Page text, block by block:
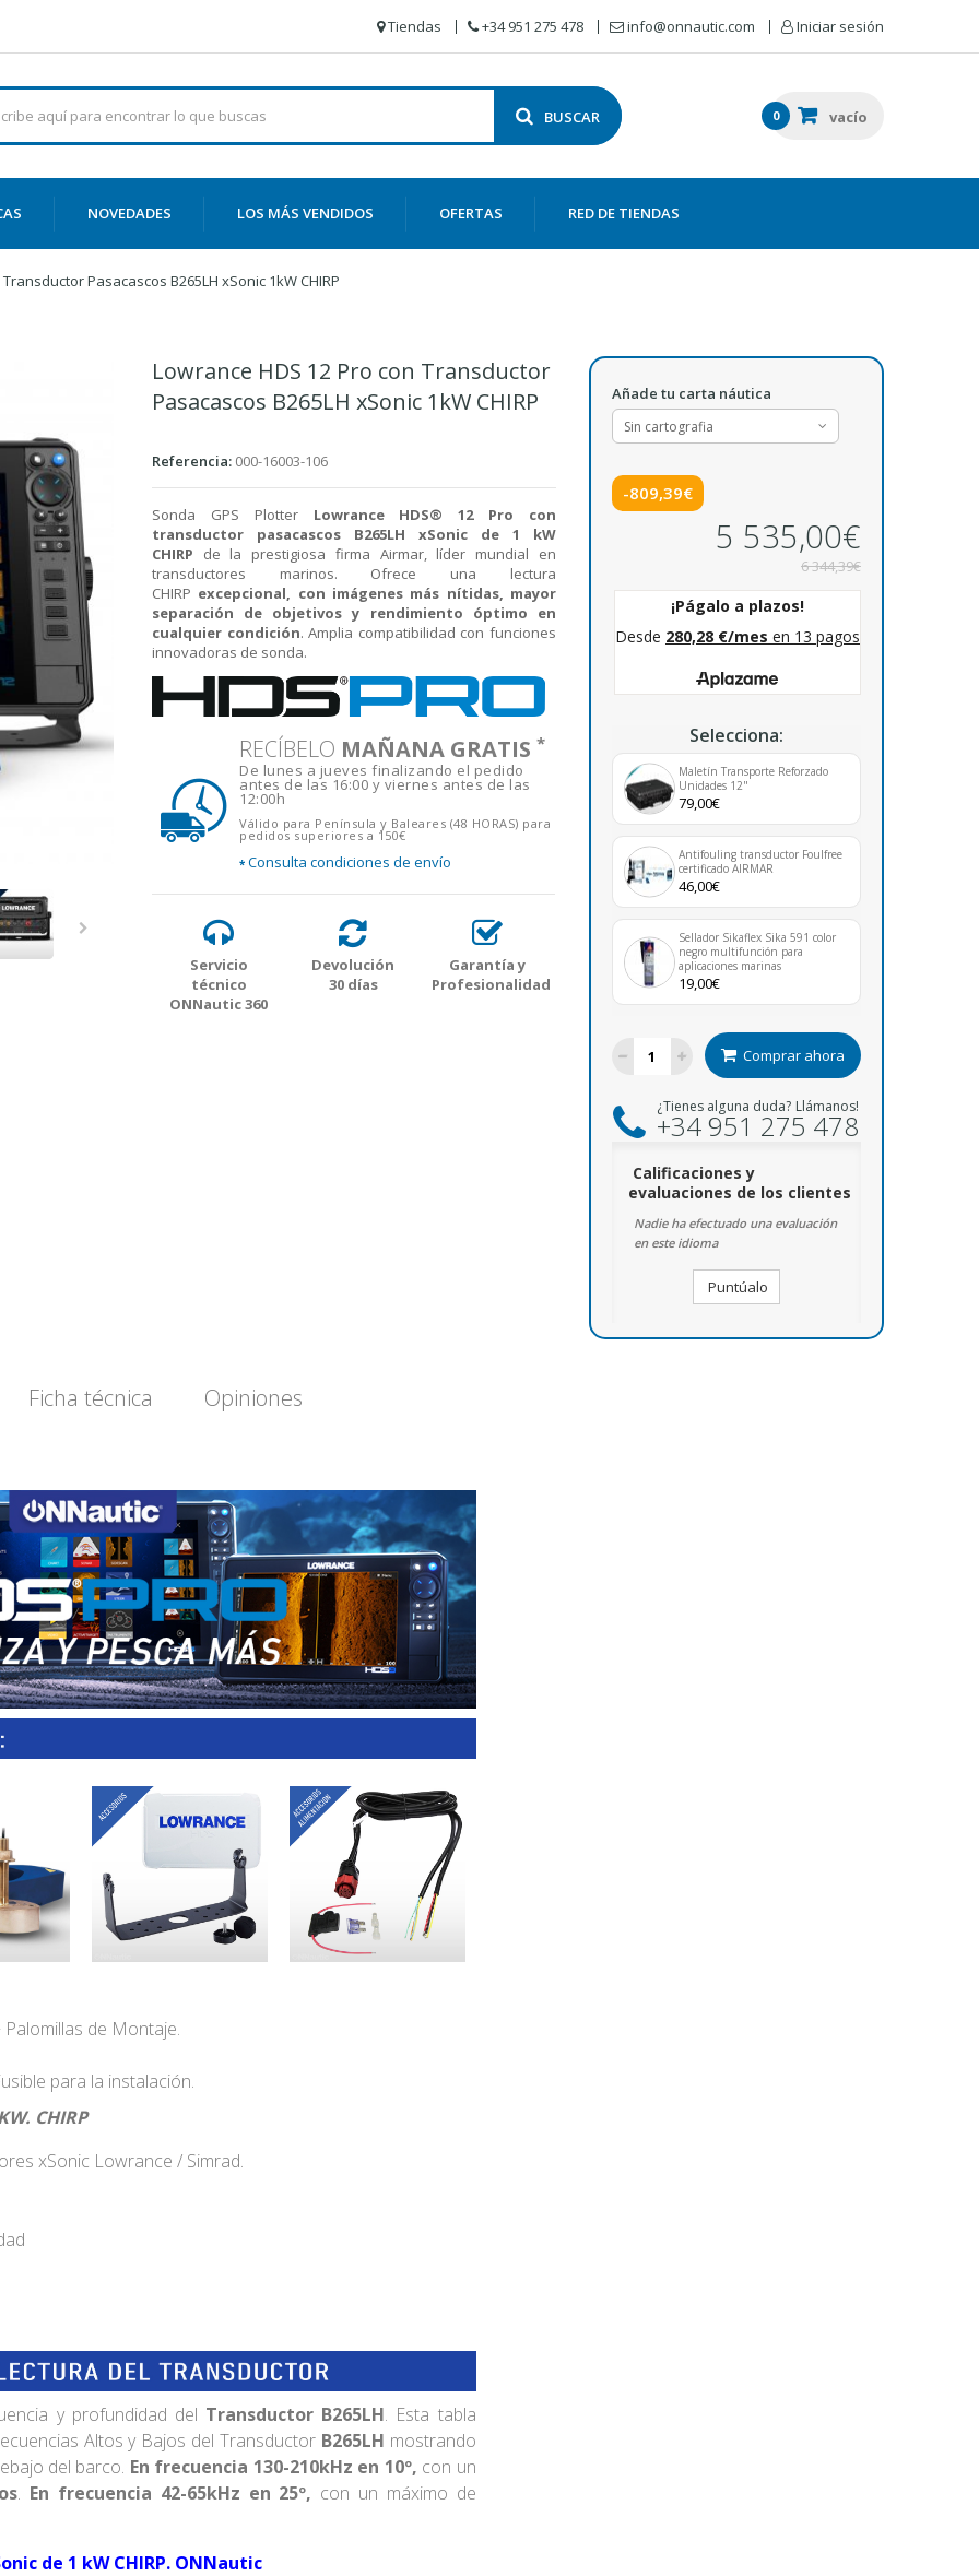
Tiendas +34 951 275 478 info@onnautic.com Iniciar sesión
BUSCAR 0 vacío
NOVEDADES LOS MÁS VENDIDOS OFERTAS RED DE TIENDAS
Pasacascos B265LH xSonic 1kW CHIRP
Lowrance HDS 12 Pro con Transductor
Pasacascos B265LH xSonic 1kW CHIRP
Referencia: 000-16003-106
Sonda GPS Plotter Lowrance HDS® 12 Pro con
transductor pasacascos B265LH xSonic de 1 kW
CHIRP de la prestigiosa firma Airmar, líder mundial en
transductores marinos. Ofrece una lectura
CHIRP excepcional, con imágenes más nítidas, mayor
separación de objetivos y rendimiento óptimo en
cualquier condición. Amplia compatibilidad con funciones
innovadoras de sonda.
RECÍBELO MAÑANA GRATIS *
De lunes a jueves finalizando el pedido
antes de las 16:00 y viernes antes de las
12:00h
Válido para Península y Baleares (48 HORAS) para
pedidos superiores a 150€
* Consulta condiciones de envío
Servicio
técnico
ONNautic 360
Devolución
30 días
Garantía y
Profesionalidad
Añade tu carta náutica
Sin cartografia
-809,39€
5 535,00€
6 344,39€
Selecciona:
Maletín Transporte Reforzado
Unidades 12"
79,00€
Antifouling transductor Foulfree
certificado AIRMAR
46,00€
Sellador Sikaflex Sika 591 color
negro multifunción para
aplicaciones marinas
19,00€
Comprar ahora
¿Tienes alguna duda? Llámanos!
+34 951 275 478
Calificaciones y
evaluaciones de los clientes
Nadie ha efectuado una evaluación
en este idioma
Puntúalo
Ficha técnica Opiniones
de Montaje.
para la instalación.
CHIRP
xSonic Lowrance / Simrad.
y profundidad del Transductor B265LH. Esta tabla
Altos y Bajos del Transductor B265LH mostrando
del barco. En frecuencia 130-210kHz en 10º, con un
. En frecuencia 42-65kHz en 25º, con un máximo de
de 1 kW CHIRP. ONNautic